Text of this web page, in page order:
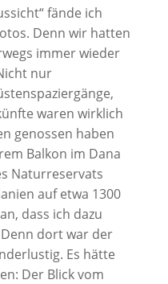
fände ich
Denn wir hatten
immer wieder
nur
waren wirklich
genossen haben
Balkon im Dana
Naturreservats
auf etwa 1300
dass ich dazu
dort war der
Es hätte
Der Blick vom